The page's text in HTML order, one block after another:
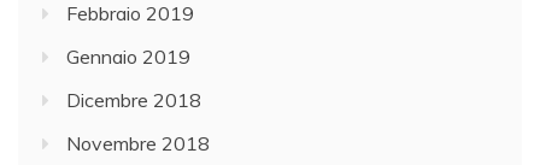
Febbraio 2019
Gennaio 2019
Dicembre 2018
Novembre 2018